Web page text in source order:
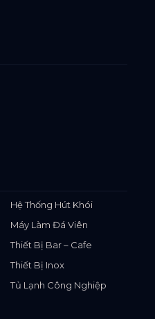
Hệ Thống Hút Khói
Máy Làm Đá Viên
Thiết Bị Bar – Cafe
Thiết Bị Inox
Tủ Lạnh Công Nghiệp